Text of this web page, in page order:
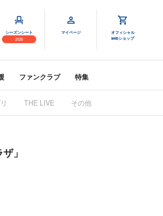
シーズンシート
2026
マイページ
オフィシャル
webショップ
ファンクラブ 特集
THE LIVE その他
」